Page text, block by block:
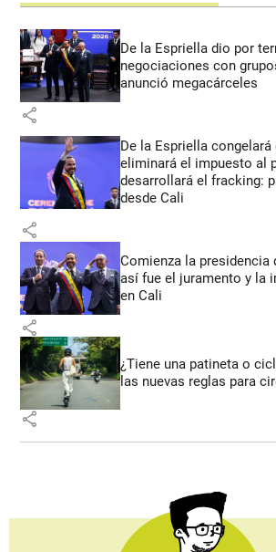
De la Espriella dio por
negociaciones con
anunció megacárceles
share
De la Espriella
eliminará el impuesto al
desarrollará el fracking:
desde Cali
share
Comienza la presidencia
así fue el juramento y la
en Cali
share
¿Tiene una patineta o
las nuevas reglas para
share